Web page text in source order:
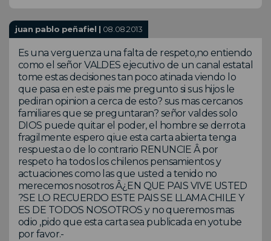
juan pablo peñafiel | 08.08.2013
Es una verguenza una falta de respeto,no entiendo
como el señor VALDES ejecutivo de un canal estatal
tome estas decisiones tan poco atinada viendo lo
que pasa en este pais me pregunto si sus hijos le
pediran opinion a cerca de esto? sus mas cercanos
familiares que se preguntaran? señor valdes solo
DIOS puede quitar el poder, el hombre se derrota
fragilmente espero qiue esta carta abierta tenga
respuesta o de lo contrario RENUNCIE Â por
respeto ha todos los chilenos pensamientos y
actuaciones como las que usted a tenido no
merecemos nosotros Â¿EN QUE PAIS VIVE USTED
?SE LO RECUERDO ESTE PAIS SE LLAMA CHILE Y
ES DE TODOS NOSOTROS y no queremos mas
odio ,pido que esta carta sea publicada en yotube
por favor.-